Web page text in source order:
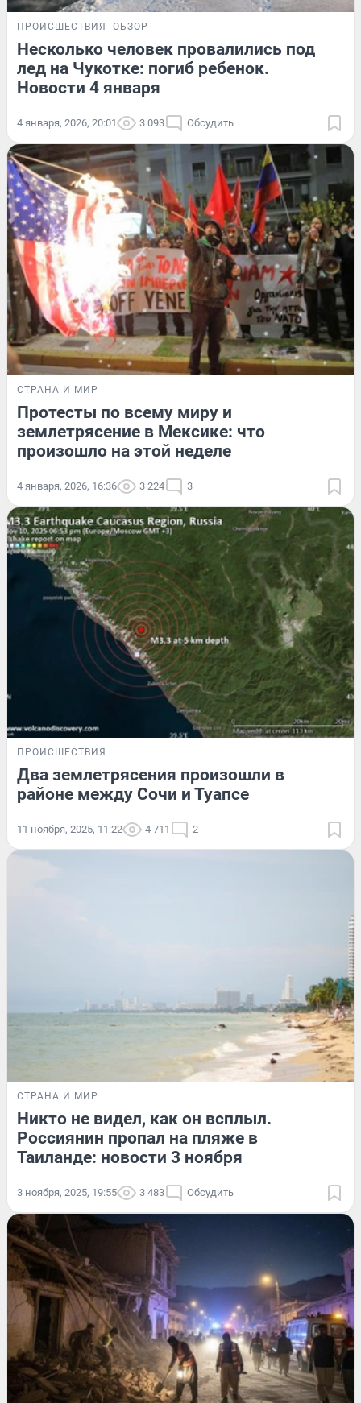
ПРОИСШЕСТВИЯ ОБЗОР
Несколько человек провалились под
лед на Чукотке: погиб ребенок.
Новости 4 января
4 января, 2026, 20:01 3 093 Обсудить
СТРАНА И МИР
Протесты по всему миру и
землетрясение в Мексике: что
произошло на этой неделе
4 января, 2026, 16:36 3 224 3
ПРОИСШЕСТВИЯ
Два землетрясения произошли в
районе между Сочи и Туапсе
11 ноября, 2025, 11:22 4 711 2
СТРАНА И МИР
Никто не видел, как он всплыл.
Россиянин пропал на пляже в
Таиланде: новости 3 ноября
3 ноября, 2025, 19:55 3 483 Обсудить